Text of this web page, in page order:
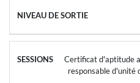
Certificat d'aptitude
responsable d'unité